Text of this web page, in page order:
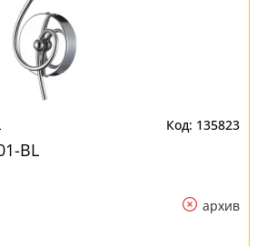
135823
BL
архив